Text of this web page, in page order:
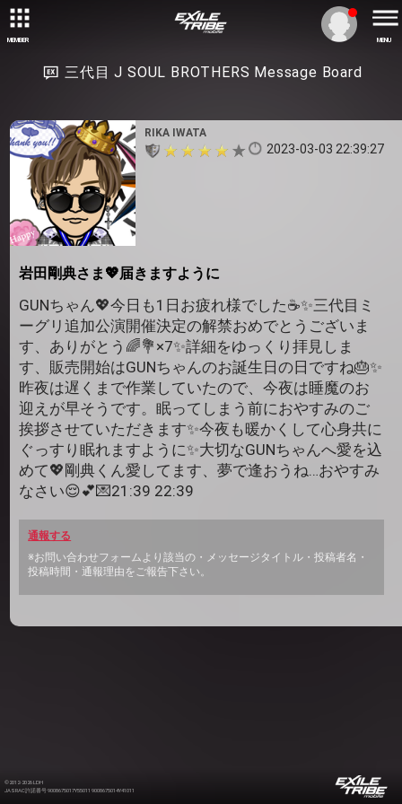
MEMBER MENU
三代目 J SOUL BROTHERS Message Board
RIKA IWATA
2023-03-03 22:39:27
岩田剛典さま💖届きますように
GUNちゃん💖今日も1日お疲れ様でした☕✨三代目ミ
ーグリ追加公演開催決定の解禁おめでとうございま
す、ありがとう🌈💐×7✨詳細をゆっくり拝見しま
す、販売開始はGUNちゃんのお誕生日の日ですね🎂✨
昨夜は遅くまで作業していたので、今夜は睡魔のお
迎えが早そうです。眠ってしまう前におやすみのご
挨拶させていただきます✨今夜も暖かくして心身共に
ぐっすり眠れますように✨大切なGUNちゃんへ愛を込
めて💖剛典くん愛してます、夢で逢おうね…おやすみ
なさい😌💕💌21:39 22:39
通報する
※お問い合わせフォームより該当の・メッセージタイトル・投稿者名・
投稿時間・通報理由をご報告下さい。
©2012-2026 LDH
JASRAC許諾番号 9008675017Y55011 9008675014Y41011